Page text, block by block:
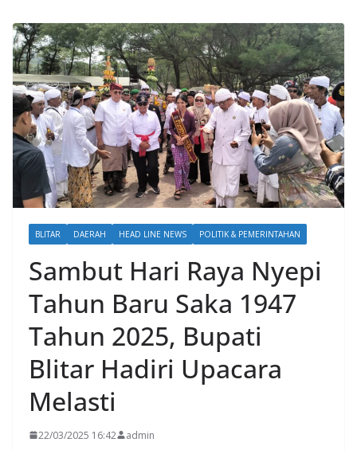
BLITAR DAERAH HEAD LINE NEWS POLITIK & PEMERINTAHAN
Sambut Hari Raya Nyepi
Tahun Baru Saka 1947
Tahun 2025, Bupati
Blitar Hadiri Upacara
Melasti
22/03/2025 16:42 admin